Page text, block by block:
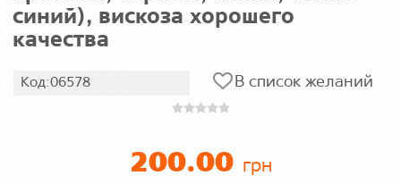
синий), вискоза хорошего
качества
Код:06578 В список желаний
200.00 грн